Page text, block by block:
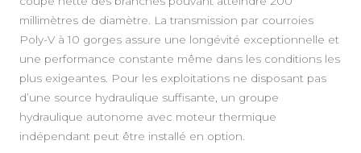
millimètres de diamètre. La transmission par courroies
Poly-V à 10 gorges assure une longévité exceptionnelle et
une performance constante même dans les conditions les
plus exigeantes. Pour les exploitations ne disposant pas
d’une source hydraulique suffisante, un groupe
hydraulique autonome avec moteur thermique
indépendant peut être installé en option.
A PROPOS